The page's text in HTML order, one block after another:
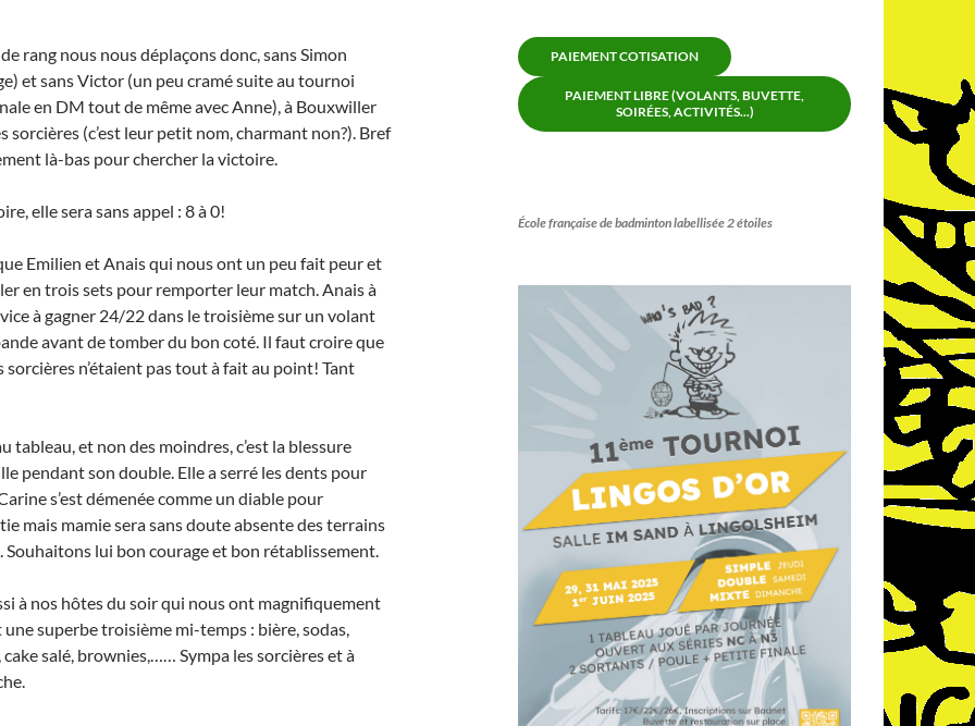
rang nous nous déplaçons donc, sans Simon
et sans Victor (un peu cramé suite au tournoi
en DM tout de même avec Anne), à Bouxwiller
sorcières (c’est leur petit nom, charmant non?). Bref
là-bas pour chercher la victoire.
elle sera sans appel : 8 à 0!
Emilien et Anais qui nous ont un peu fait peur et
en trois sets pour remporter leur match. Anais à
à gagner 24/22 dans le troisième sur un volant
avant de tomber du bon coté. Il faut croire que
sorcières n’étaient pas tout à fait au point! Tant
tableau, et non des moindres, c’est la blessure
pendant son double. Elle a serré les dents pour
s’est démenée comme un diable pour
mais mamie sera sans doute absente des terrains
Souhaitons lui bon courage et bon rétablissement.
à nos hôtes du soir qui nous ont magnifiquement
superbe troisième mi-temps : bière, sodas,
salé, brownies,…… Sympa les sorcières et à
PAIEMENT COTISATION
PAIEMENT LIBRE (VOLANTS, BUVETTE,
SOIRÉES, ACTIVITÉS...)
École française de badminton labellisée 2 étoiles